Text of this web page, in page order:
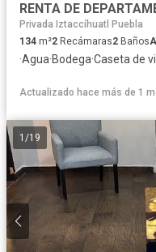
Privada Iztaccíhuatl Puebla
134 m²2 Recámaras2 Baños
·Agua·Bodega·Caseta de
Actualizado hace más de 1
1 /19